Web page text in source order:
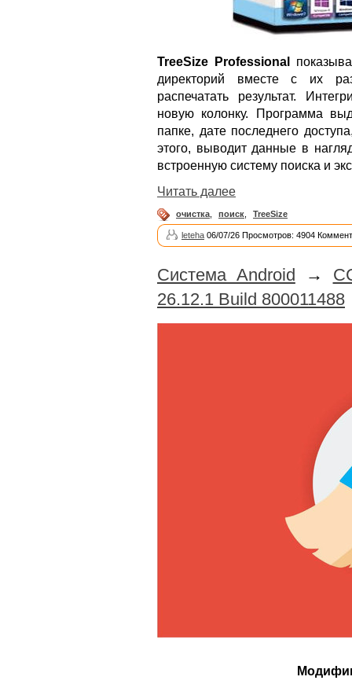
TreeSize Professional
директорий вместе с их
распечатать результат.
новую колонку. Программа
папке, дате последнего
этого, выводит данные в
встроенную систему поиска и
Читать далее
очистка поиск TreeSize
leteha 06/07/26 Просмотров: 4904
Система Android →
26.12.1 Build 800011488